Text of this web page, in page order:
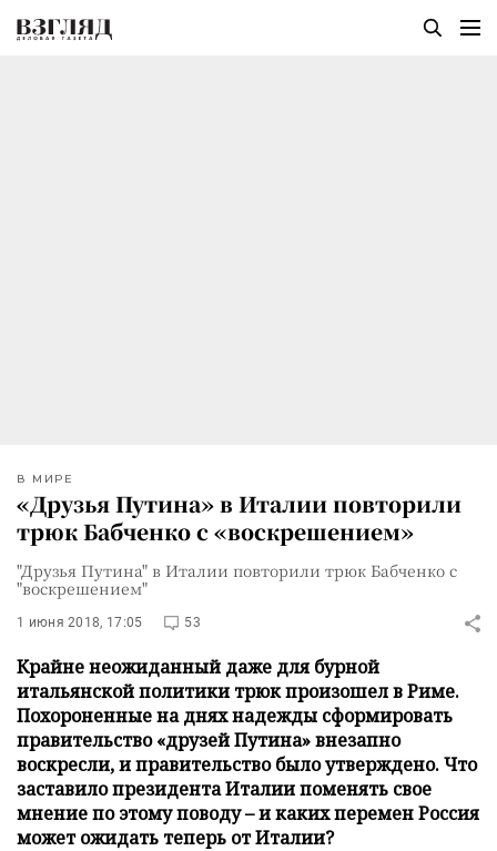
В МИРЕ
«Друзья Путина» в Италии повторили
трюк Бабченко с «воскрешением»
"Друзья Путина" в Италии повторили трюк Бабченко с
"воскрешением"
1 июня 2018, 17:05 53
Крайне неожиданный даже для бурной
итальянской политики трюк произошел в Риме.
Похороненные на днях надежды сформировать
правительство «друзей Путина» внезапно
воскресли, и правительство было утверждено. Что
заставило президента Италии поменять свое
мнение по этому поводу – и каких перемен Россия
может ожидать теперь от Италии?